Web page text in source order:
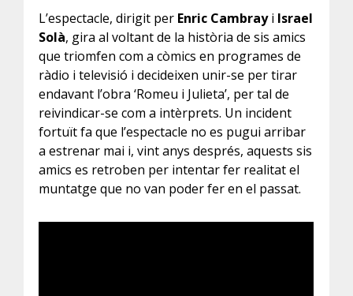
L’espectacle, dirigit per Enric Cambrayi Israel
Solà, gira al voltant de la història de sis amics
que triomfen com a còmics en programes de
ràdio i televisió i decideixen unir-se per tirar
endavant l’obra ‘Romeu i Julieta’, per tal de
reivindicar-se com a intèrprets. Un incident
fortuït fa que l’espectacle no es pugui arribar
a estrenar mai i, vint anys després, aquests sis
amics es retroben per intentar fer realitat el
muntatge que no van poder fer en el passat.